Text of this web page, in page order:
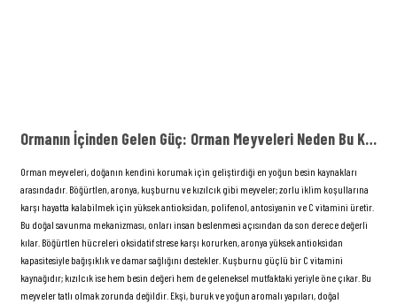
Ormanın İçinden Gelen Güç: Orman Meyveleri Neden Bu Kadar Kıymetli?
Orman meyveleri, doğanın kendini korumak için geliştirdiği en yoğun besin kaynakları
arasındadır. Böğürtlen, aronya, kuşburnu ve kızılcık gibi meyveler; zorlu iklim koşullarına
karşı hayatta kalabilmek için yüksek antioksidan, polifenol, antosiyanin ve C vitamini üretir.
Bu doğal savunma mekanizması, onları insan beslenmesi açısından da son derece değerli
kılar. Böğürtlen hücreleri oksidatif strese karşı korurken, aronya yüksek antioksidan
kapasitesiyle bağışıklık ve damar sağlığını destekler. Kuşburnu güçlü bir C vitamini
kaynağıdır; kızılcık ise hem besin değeri hem de geleneksel mutfaktaki yeriyle öne çıkar. Bu
meyveler tatlı olmak zorunda değildir. Ekşi, buruk ve yoğun aromalı yapıları, doğal